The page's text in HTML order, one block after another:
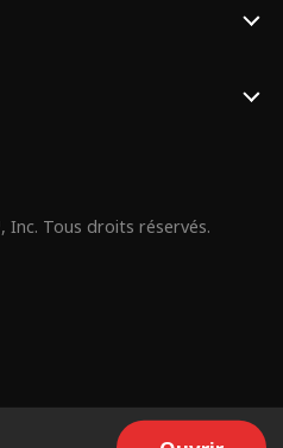
Inc. Tous droits réservés.